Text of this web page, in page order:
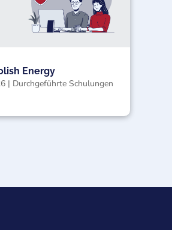
Energy
| Durchgeführte Schulungen